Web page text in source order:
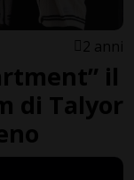
2 anni
il
di Talyor